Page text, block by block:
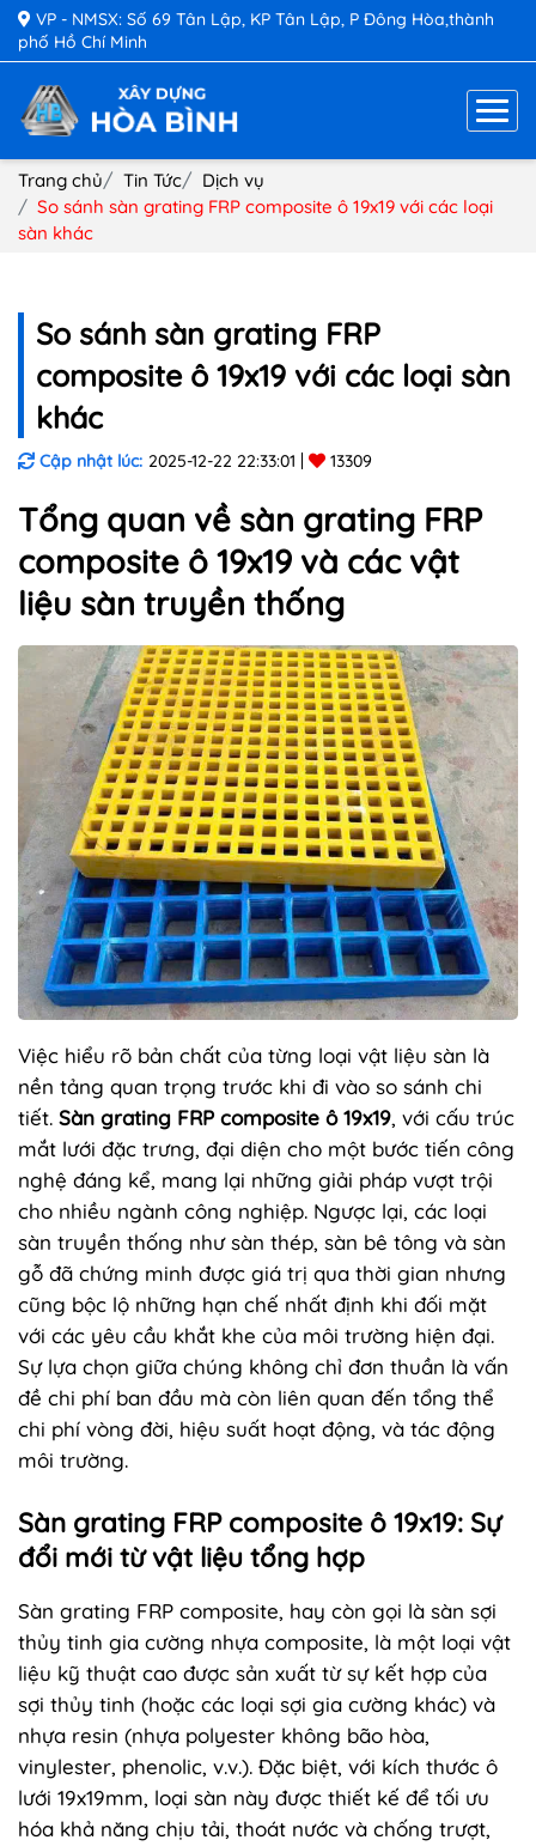
VP - NMSX: Số 69 Tân Lập, KP Tân Lập, P Đông Hòa,thành
phố Hồ Chí Minh
Trang chủ Tin Tức
Dịch vụ
So sánh sàn grating FRP composite ô 19x19 với các loại
sàn khác
So sánh sàn grating FRP
composite ô 19x19 với các loại sàn
khác
Cập nhật lúc: 2025-12-22 22:33:01 13309
Tổng quan về sàn grating FRP
composite ô 19x19 và các vật
liệu sàn truyền thống
Việc hiểu rõ bản chất của từng loại vật liệu sàn là
nền tảng quan trọng trước khi đi vào so sánh chi
tiết. Sàn grating FRP composite ô 19x19, với cấu trúc
mắt lưới đặc trưng, đại diện cho một bước tiến công
nghệ đáng kể, mang lại những giải pháp vượt trội
cho nhiều ngành công nghiệp. Ngược lại, các loại
sàn truyền thống như sàn thép, sàn bê tông và sàn
gỗ đã chứng minh được giá trị qua thời gian nhưng
cũng bộc lộ những hạn chế nhất định khi đối mặt
với các yêu cầu khắt khe của môi trường hiện đại.
Sự lựa chọn giữa chúng không chỉ đơn thuần là vấn
đề chi phí ban đầu mà còn liên quan đến tổng thể
chi phí vòng đời, hiệu suất hoạt động, và tác động
môi trường.
Sàn grating FRP composite ô 19x19: Sự
đổi mới từ vật liệu tổng hợp
Sàn grating FRP composite, hay còn gọi là sàn sợi
thủy tinh gia cường nhựa composite, là một loại vật
liệu kỹ thuật cao được sản xuất từ sự kết hợp của
sợi thủy tinh (hoặc các loại sợi gia cường khác) và
nhựa resin (nhựa polyester không bão hòa,
vinylester, phenolic, v.v.). Đặc biệt, với kích thước ô
lưới 19x19mm, loại sàn này được thiết kế để tối ưu
hóa khả năng chịu tải, thoát nước và chống trượt,